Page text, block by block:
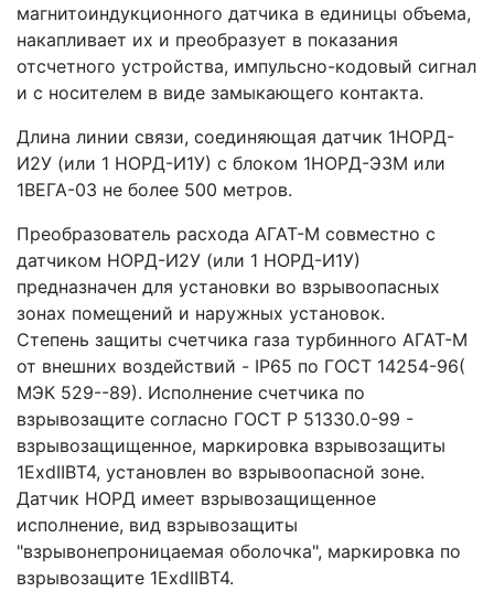
магнитоиндукционного датчика в единицы объема,
накапливает их и преобразует в показания
отсчетного устройства, импульсно-кодовый сигнал
и с носителем в виде замыкающего контакта.
Длина линии связи, соединяющая датчик 1НОРД-
И2У (или 1 НОРД-И1У) с блоком 1НОРД-Э3М или
1ВЕГА-03 не более 500 метров.
Преобразователь расхода АГАТ-М совместно с
датчиком НОРД-И2У (или 1 НОРД-И1У)
предназначен для установки во взрывоопасных
зонах помещений и наружных установок.
Степень защиты счетчика газа турбинного АГАТ-М
от внешних воздействий - IP65 по ГОСТ 14254-96(
МЭК 529--89). Исполнение счетчика по
взрывозащите согласно ГОСТ Р 51330.0-99 -
взрывозащищенное, маркировка взрывозащиты
1ЕxdIIBT4, установлен во взрывоопасной зоне.
Датчик НОРД имеет взрывозащищенное
исполнение, вид взрывозащиты
"взрывонепроницаемая оболочка", маркировка по
взрывозащите 1ЕхdIIВТ4.